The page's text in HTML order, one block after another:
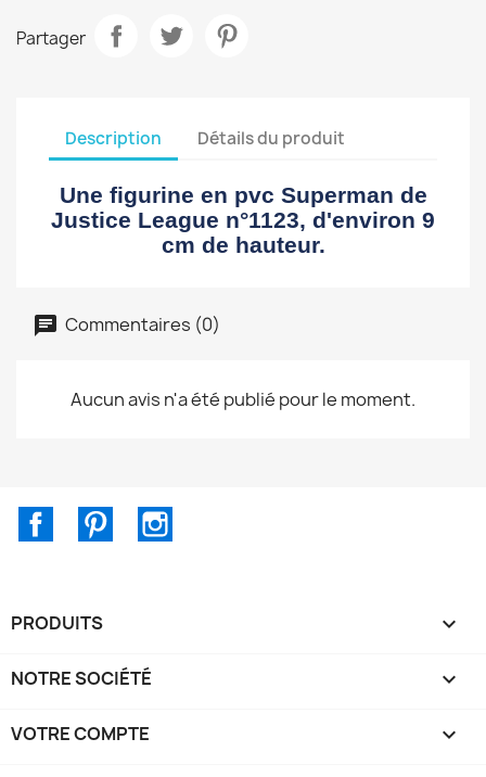
Partager
Description Détails du produit
Une figurine en pvc Superman de
Justice League n°1123, d'environ 9
cm de hauteur.
Commentaires (0)
Aucun avis n'a été publié pour le moment.
FacebookPinterest
PRODUITS 
NOTRE SOCIÉTÉ 
VOTRE COMPTE 